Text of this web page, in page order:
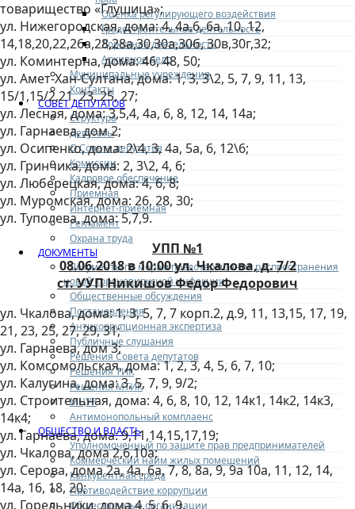
Оценка регулирующего воздействия
Градостроительная деятельность
Дорожная деятельность
Архивное дело
Муниципальные учреждения
Контакты
СОВЕТ ДЕПУТАТОВ
Структура
Депутаты
О Совете депутатов
Комиссии
Кадровое обеспечение
Приемная
Интернет-приемная
Регламент
Охрана труда
ДОКУМЕНТЫ
Документы по мерам предотвращения распространения
новой коронавирусной инфекции
Общественные обсуждения
Постановления
Антикоррупционная экспертиза
Публичные слушания
Решения Совета депутатов
Решения ТИК
Решения МТИК
МЦУР
Антимонопольный комплаенс
ОБЩЕСТВО И ВЛАСТЬ
Уполномоченный по защите прав предпринимателей
Коммерческий найм жилых помещений
Конкурентная среда
Противодействие коррупции
Общественные организации
товарищество «Глушица»;
ул. Нижегородская, дома: 4, 4а,6, 6а, 10, 12,
14,18,20,22,26а,28,28а,30,30а,30б, 30в,30г,32;
ул. Коминтерна, дома: 46, 48, 50;
ул. Амет-Хан-Султана, дома: 1, 3, 3\2, 5, 7, 9, 11, 13,
15/1,15/2,21, 23, 25, 27;
ул. Лесная, дома: 3,5,4, 4а, 6, 8, 12, 14, 14а;
ул. Гарнаева, дом 2;
ул. Осипенко, дома: 2\4, 3, 4а, 5а, 6, 12\6;
ул. Гринчика, дома: 2, 3\2, 4, 6;
ул. Люберецкая, дома: 4, 6, 8;
ул. Муромская, дома: 26, 28, 30;
ул. Туполева, дома: 5,7,9.
УПП №1
08.06.2018 в 10:00 ул. Чкалова, д. 7/2
ст. УУП Никишов Федор Федорович
ул. Чкалова, дома: 1, 3, 5, 7, 7 корп.2, д.9, 11, 13,15, 17, 19,
21, 23, 25, 27, 29, 31;
ул. Гарнаева, дом 3;
ул. Комсомольская, дома: 1, 2, 3, 4, 5, 6, 7, 10;
ул. Калугина, дома: 3, 5, 7, 9, 9/2;
ул. Строительная, дома: 4, 6, 8, 10, 12, 14к1, 14к2, 14к3,
14к4;
ул. Гарнаева, дома: 9,11,14,15,17,19;
ул. Чкалова, дома 2,6,10а;
ул. Серова, дома 2а, 4а, 6а, 7, 8, 8а, 9, 9а 10а, 11, 12, 14,
14а, 16, 18, 20;
ул. Горельники, дома 4, 5, 6, 9.